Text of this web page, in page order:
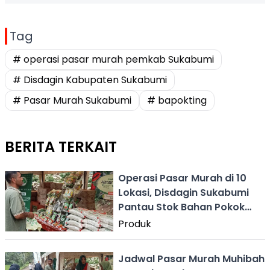
Tag
# operasi pasar murah pemkab Sukabumi
# Disdagin Kabupaten Sukabumi
# Pasar Murah Sukabumi
# bapokting
BERITA TERKAIT
Operasi Pasar Murah di 10
Lokasi, Disdagin Sukabumi
Pantau Stok Bahan Pokok
Selama Ramadan
Produk
Jadwal Pasar Murah Muhibah